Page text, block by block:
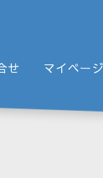
せ マイページ